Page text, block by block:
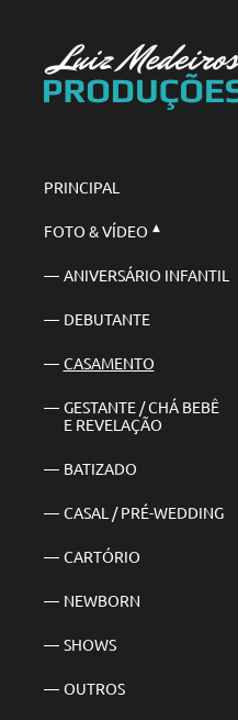
PRINCIPAL
FOTO & VÍDEO
ANIVERSÁRIO INFANTIL
DEBUTANTE
CASAMENTO
GESTANTE / CHÁ BEBÊ
E REVELAÇÃO
BATIZADO
CASAL / PRÉ-WEDDING
CARTÓRIO
NEWBORN
SHOWS
OUTROS